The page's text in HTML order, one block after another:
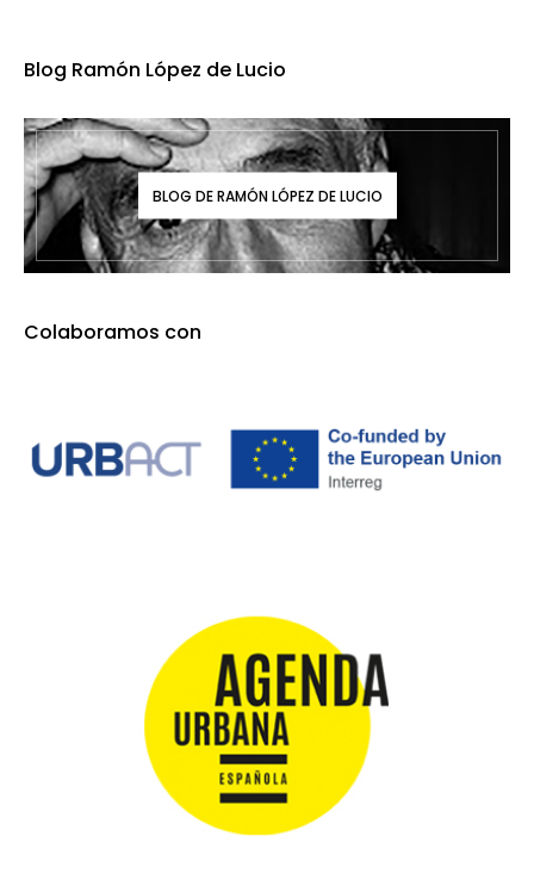
Blog Ramón López de Lucio
BLOG DE RAMÓN LÓPEZ DE LUCIO
Colaboramos con